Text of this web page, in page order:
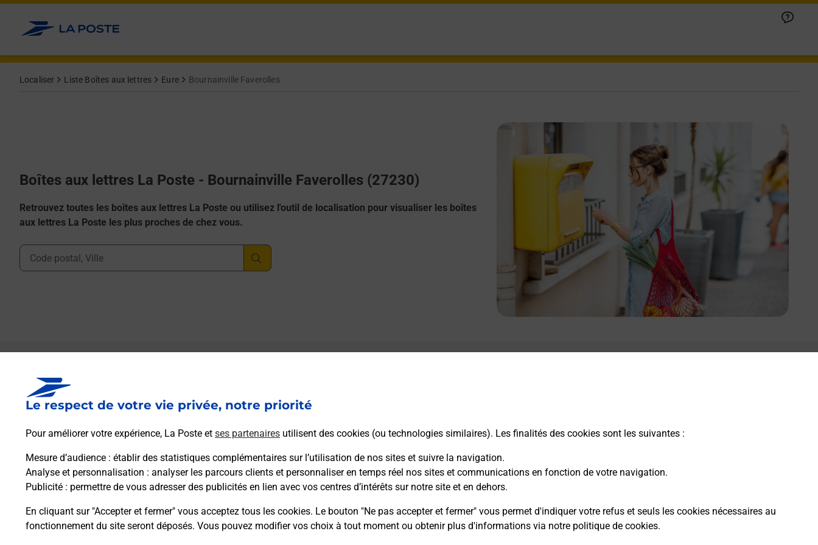
Le respect de votre vie privée, notre priorité
Pour améliorer votre expérience, La Poste et ses partenaires utilisent des cookies (ou technologies similaires). Les finalités des cookies sont les suivantes :
Mesure d’audience : établir des statistiques complémentaires sur l’utilisation de nos sites et suivre la navigation.
Analyse et personnalisation : analyser les parcours clients et personnaliser en temps réel nos sites et communications en fonction de votre navigation.
Publicité : permettre de vous adresser des publicités en lien avec vos centres d’intérêts sur notre site et en dehors.
En cliquant sur "Accepter et fermer" vous acceptez tous les cookies. Le bouton "Ne pas accepter et fermer" vous permet d'indiquer votre refus et seuls les cookies nécessaires au
fonctionnement du site seront déposés. Vous pouvez modifier vos choix à tout moment ou obtenir plus d'informations via notre politique de cookies.
Allez au contenu
Localiser Liste Boîtes aux lettres Eure Bournainville Faverolles
Boîtes aux lettres La Poste - Bournainville Faverolles (27230)
Retrouvez toutes les boîtes aux lettres La Poste ou utilisez l'outil de localisation pour visualiser les boîtes
aux lettres La Poste les plus proches de chez vous.
Ville, Département, Code Postal
Boîte aux Lettres La Poste
Collecte du courrier aujourd'hui à 09h00
17 Rue Du Chanoine Poree
Itinéraire